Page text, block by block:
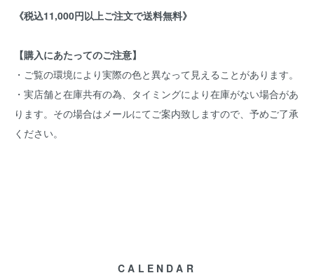
《税込11,000円以上ご注文で送料無料》
【購入にあたってのご注意】
・ご覧の環境により実際の色と異なって見えることがあります。
・実店舗と在庫共有の為、タイミングにより在庫がない場合があ
ります。その場合はメールにてご案内致しますので、予めご了承
ください。
CALENDAR